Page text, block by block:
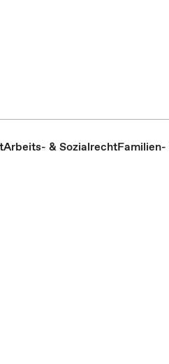
Arbeits- & Sozialrecht